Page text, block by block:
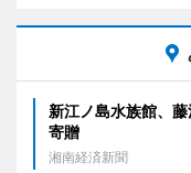
新江ノ島水族館、
寄贈
湘南経済新聞